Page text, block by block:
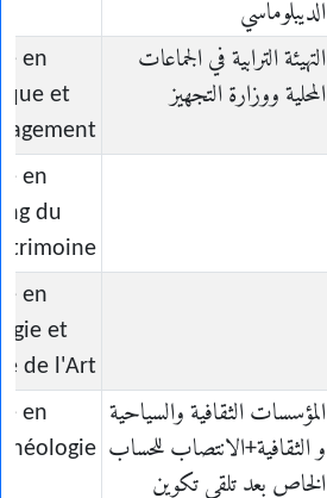
الديبلوماسي
التهيئة الترابية في الجماعات
المحلية ووزارة التجهيز
en
et
en
du
en
et
de l'Art
المؤسسات الثقافية والسياحية
و الثقافية+الانتصاب للحساب
الخاص بعد تلقي تكوين
en